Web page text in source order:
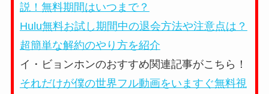
説！無料期間はいつまで？
Hulu無料お試し期間中の退会方法や注意点は？
超簡単な解約のやり方を紹介
イ・ビョンホンのおすすめ関連記事がこちら！
それだけが僕の世界フル動画をいますぐ無料視